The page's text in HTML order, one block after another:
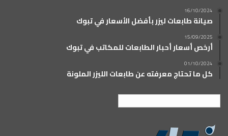
16/10/2024
صيانة طابعات ليزر بأفضل الأسعار في تبوك
15/09/2025
أرخص أسعار أحبار الطابعات للمكاتب في تبوك
01/10/2024
كل ما تحتاج معرفته عن طابعات الليزر الملونة